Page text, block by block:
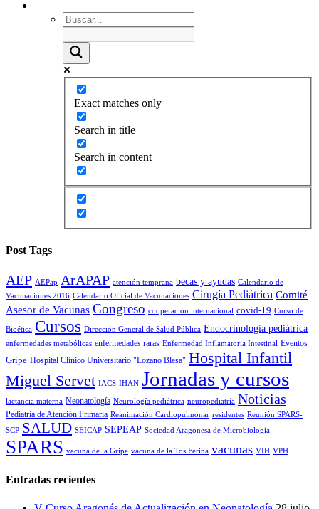
Exact matches only
Search in title
Search in content
Post Tags
AEP AEPap ArAPAP atención temprana becas y ayudas Calendario de
Vacunaciones 2016 Calendario Oficial de Vacunaciones Cirugía Pediátrica Comité
Asesor de Vacunas Congreso cooperación internacional covid-19 Curso de
Bioética Cursos Dirección General de Salud Pública Endocrinología pediátrica
enfermedades metabólicas enfermedades raras Enfermedad Inflamatoria Intestinal Eventos
Gripe Hospital Clínico Universitario "Lozano Blesa" Hospital Infantil
Miguel Servet IACS IHAN Jornadas y cursos
lactancia materna Neonatología Neurología pediátrica neuropediatría Noticias
Pediatría de Atención Primaria Reanimación Cardiopulmonar residentes Reunión SPARS-
SCP SALUD SEICAP SEPEAP Sociedad Aragonesa de Microbiología
SPARS vacuna de la Gripe vacuna de la Tos Ferina vacunas VIH VPH
Entradas recientes